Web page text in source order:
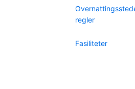
regler
Fasiliteter